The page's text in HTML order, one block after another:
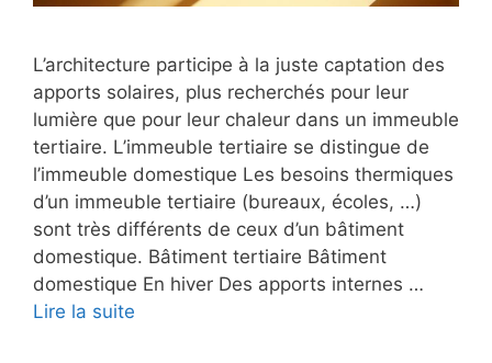
L’architecture participe à la juste captation des
apports solaires, plus recherchés pour leur
lumière que pour leur chaleur dans un immeuble
tertiaire. L’immeuble tertiaire se distingue de
l’immeuble domestique Les besoins thermiques
d’un immeuble tertiaire (bureaux, écoles, …)
sont très différents de ceux d’un bâtiment
domestique. Bâtiment tertiaire Bâtiment
domestique En hiver Des apports internes …
Lire la suite